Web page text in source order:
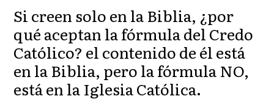
Si creen solo en la Biblia, ¿por
qué aceptan la fórmula del Credo
Católico? el contenido de él está
en la Biblia, pero la fórmula NO,
está en la Iglesia Católica.